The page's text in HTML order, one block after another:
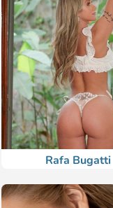
Rafa Bugatti